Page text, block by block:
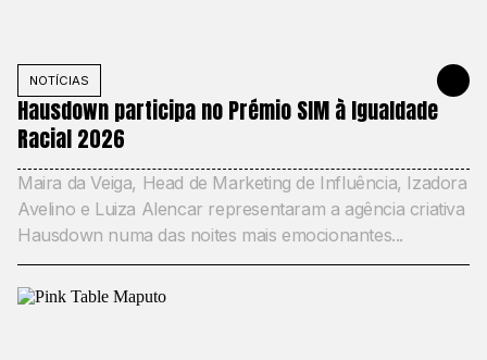
NOTÍCIAS MAY 19,
Hausdown participa no Prémio SIM à Igualdade
Racial 2026
Maira da Veiga, Head de Marketing de Influência, Izadora
Avelino e Luiza Alencar representaram a agência criativa
Hausdown numa das noites mais emocionantes...